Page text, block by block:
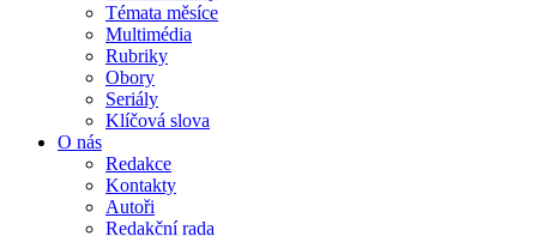
Témata měsíce
Multimédia
Rubriky
Obory
Seriály
Klíčová slova
O nás
Redakce
Kontakty
Autoři
Redakční rada